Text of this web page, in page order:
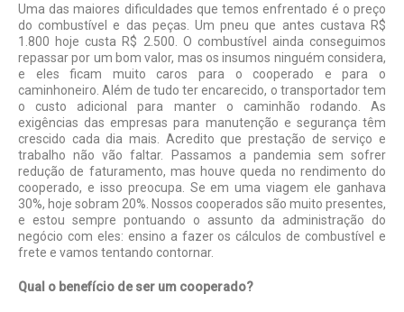
Uma das maiores dificuldades que temos enfrentado é o preço
do combustível e das peças. Um pneu que antes custava R$
1.800 hoje custa R$ 2.500. O combustível ainda conseguimos
repassar por um bom valor, mas os insumos ninguém considera,
e eles ficam muito caros para o cooperado e para o
caminhoneiro. Além de tudo ter encarecido, o transportador tem
o custo adicional para manter o caminhão rodando. As
exigências das empresas para manutenção e segurança têm
crescido cada dia mais. Acredito que prestação de serviço e
trabalho não vão faltar. Passamos a pandemia sem sofrer
redução de faturamento, mas houve queda no rendimento do
cooperado, e isso preocupa. Se em uma viagem ele ganhava
30%, hoje sobram 20%. Nossos cooperados são muito presentes,
e estou sempre pontuando o assunto da administração do
negócio com eles: ensino a fazer os cálculos de combustível e
frete e vamos tentando contornar.
Qual o benefício de ser um cooperado?